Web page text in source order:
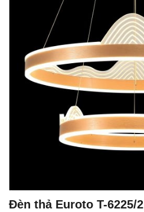
Đèn thả Euroto T-6225/2